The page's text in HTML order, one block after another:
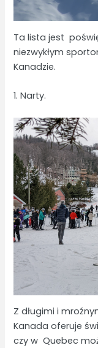
Ta lista jest
niezwykłym
Kanadzie.
1. Narty.
Z długimi i
Kanada oferuje
czy w Quebec